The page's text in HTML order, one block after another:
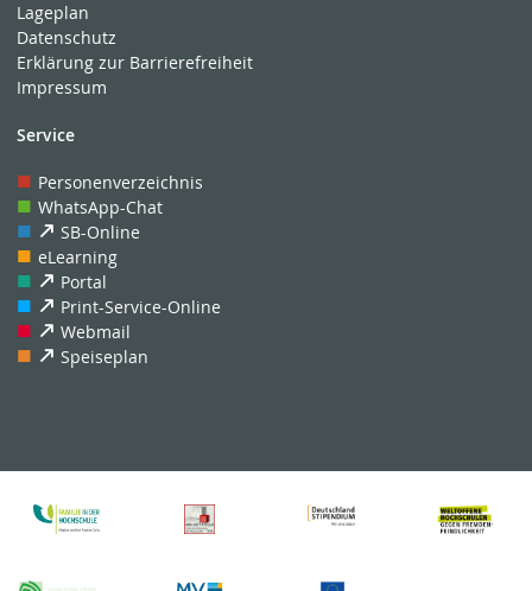
Lageplan
Datenschutz
Erklärung zur Barrierefreiheit
Impressum
Service
Personenverzeichnis
WhatsApp-Chat
SB-Online
eLearning
Portal
Print-Service-Online
Webmail
Speiseplan